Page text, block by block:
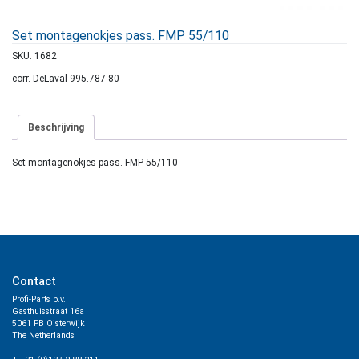
Set montagenokjes pass. FMP 55/110
SKU: 1682
corr. DeLaval 995.787-80
Beschrijving
Set montagenokjes pass. FMP 55/110
Contact
Profi-Parts b.v.
Gasthuisstraat 16a
5061 PB Oisterwijk
The Netherlands